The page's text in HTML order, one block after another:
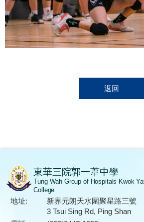
返回
東華三院郭一葦中學
Tung Wah Group of Hospitals Kwok
College
地址:
新界元朗天水圍聚星路三號
3 Tsui Sing Rd, Ping Shan